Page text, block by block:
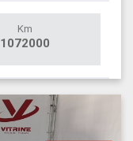
Km
1072000